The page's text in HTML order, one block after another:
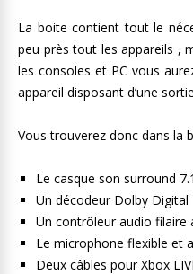
La boite contient tout le
peu près tout les appareils ,
les consoles et PC vous
appareil disposant d’une
Vous trouverez donc dans la
Le casque son surround
Un décodeur Dolby Digital
Un contrôleur audio filaire
Le microphone flexible et
Deux câbles pour Xbox